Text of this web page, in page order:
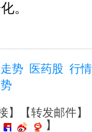
。
势 医药股 行情
】【转发邮件】
】